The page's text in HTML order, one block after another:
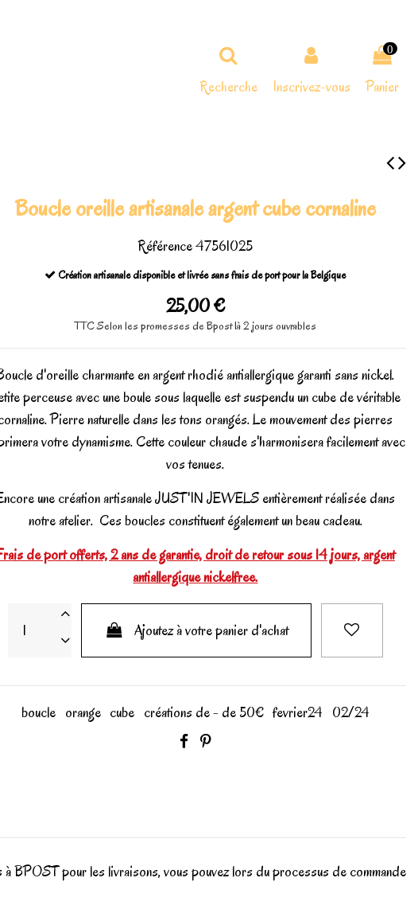
Recherche Inscrivez-vous
0
Panier
Boucle oreille artisanale argent cube cornaline
Référence47561025
Création artisanale disponible et livrée sans frais de port pour la Belgique
25,00 €
TTCSelon les promesses de Bpost 1à 2 jours ouvrables
d'oreille charmante en argent rhodié antiallergique garanti sans nickel.
perceuse avec une boule sous laquelle est suspendu un cube de véritable
Pierre naturelle dans les tons orangés. Le mouvement des pierres
votre dynamisme. Cette couleur chaude s'harmonisera facilement avec
vos tenues.
une création artisanale JUST'IN JEWELS entièrement réalisée dans
notre atelier. Ces boucles constituent également un beau cadeau.
de port offerts, 2 ans de garantie, droit de retour sous 14 jours, argent
antiallergique nickelfree.
Ajoutez à votre panier d'achat
boucle orange cube créations de - de 50€ fevrier24 02/24
BPOST pour les livraisons, vous pouvez lors du processus de commande